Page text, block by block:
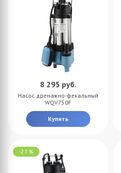
8 295 руб.
Насос дренажно-фекальный
WQV750F
Купить
-27 %